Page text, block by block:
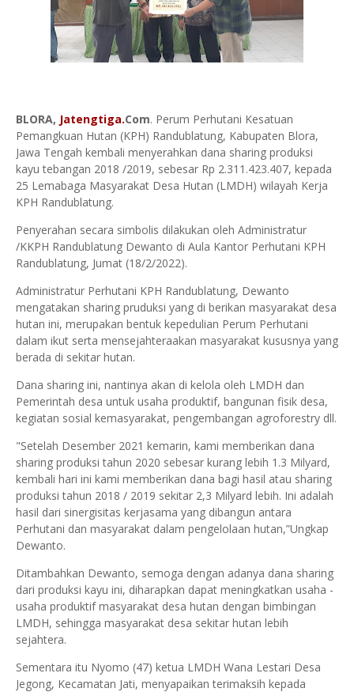
BLORA, Jatengtiga.Com. Perum Perhutani Kesatuan
Pemangkuan Hutan (KPH) Randublatung, Kabupaten Blora,
Jawa Tengah kembali menyerahkan dana sharing produksi
kayu tebangan 2018 /2019, sebesar Rp 2.311.423.407, kepada
25 Lemabaga Masyarakat Desa Hutan (LMDH) wilayah Kerja
KPH Randublatung.
Penyerahan secara simbolis dilakukan oleh Administratur
/KKPH Randublatung Dewanto di Aula Kantor Perhutani KPH
Randublatung, Jumat (18/2/2022).
Administratur Perhutani KPH Randublatung, Dewanto
mengatakan sharing pruduksi yang di berikan masyarakat desa
hutan ini, merupakan bentuk kepedulian Perum Perhutani
dalam ikut serta mensejahteraakan masyarakat kususnya yang
berada di sekitar hutan.
Dana sharing ini, nantinya akan di kelola oleh LMDH dan
Pemerintah desa untuk usaha produktif, bangunan fisik desa,
kegiatan sosial kemasyarakat, pengembangan agroforestry dll.
"Setelah Desember 2021 kemarin, kami memberikan dana
sharing produksi tahun 2020 sebesar kurang lebih 1.3 Milyard,
kembali hari ini kami memberikan dana bagi hasil atau sharing
produksi tahun 2018 / 2019 sekitar 2,3 Milyard lebih. Ini adalah
hasil dari sinergisitas kerjasama yang dibangun antara
Perhutani dan masyarakat dalam pengelolaan hutan,”Ungkap
Dewanto.
Ditambahkan Dewanto, semoga dengan adanya dana sharing
dari produksi kayu ini, diharapkan dapat meningkatkan usaha -
usaha produktif masyarakat desa hutan dengan bimbingan
LMDH, sehingga masyarakat desa sekitar hutan lebih
sejahtera.
Sementara itu Nyomo (47) ketua LMDH Wana Lestari Desa
Jegong, Kecamatan Jati, menyapaikan terimaksih kepada